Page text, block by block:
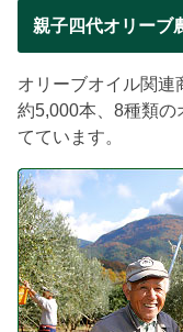
親子四代オリーブ
オリーブオイル関連
約5,000本、8種類
てています。